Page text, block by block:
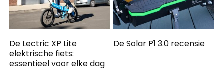
De Lectric XP Lite
elektrische fiets:
essentieel voor elke dag
De Solar P1 3.0 recensie